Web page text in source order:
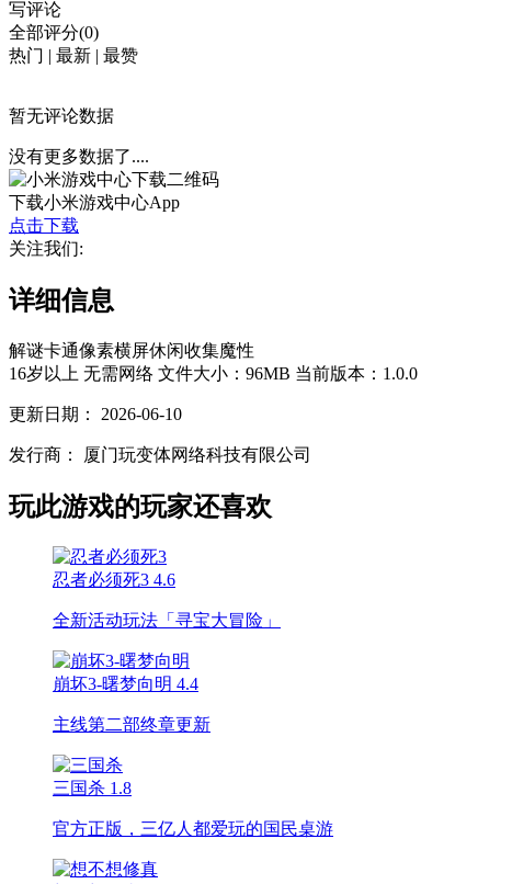
写评论
全部评分(0)
热门 | 最新 | 最赞
暂无评论数据
没有更多数据了....
下载小米游戏中心App
点击下载
关注我们:
详细信息
解谜卡通像素横屏休闲收集魔性
16岁以上 无需网络 文件大小：96MB 当前版本：1.0.0
更新日期： 2026-06-10
发行商： 厦门玩变体网络科技有限公司
玩此游戏的玩家还喜欢
忍者必须死3 4.6
全新活动玩法「寻宝大冒险」
崩坏3-曙梦向明 4.4
主线第二部终章更新
三国杀 1.8
官方正版，三亿人都爱玩的国民桌游